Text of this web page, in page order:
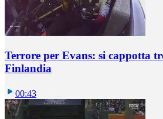
Terrore per Evans: si cappotta
Finlandia
00:43